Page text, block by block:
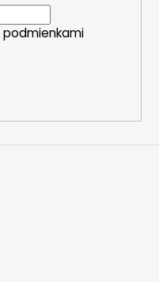
podmienkami